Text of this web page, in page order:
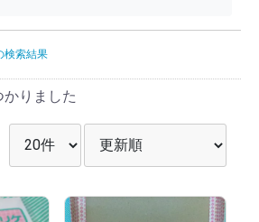
」の検索結果
検索結果
りました
並び順を選択